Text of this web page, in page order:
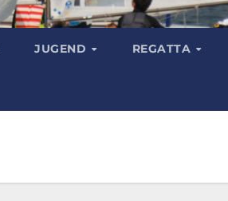
JUGEND REGATTA